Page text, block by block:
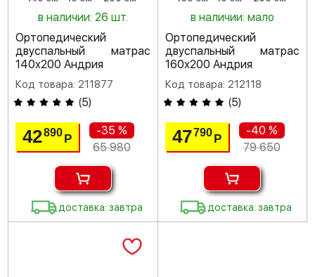
в наличии: 26 шт.
Ортопедический
двуспальный матрас
140х200 Андрия
Код товара: 211877
(5)
42890Р
-35 %
65 980
доставка: завтра
в наличии: мало
Ортопедический
двуспальный матрас
160х200 Андрия
Код товара: 212118
(5)
47790 Р
-40 %
79 650
доставка: завтра